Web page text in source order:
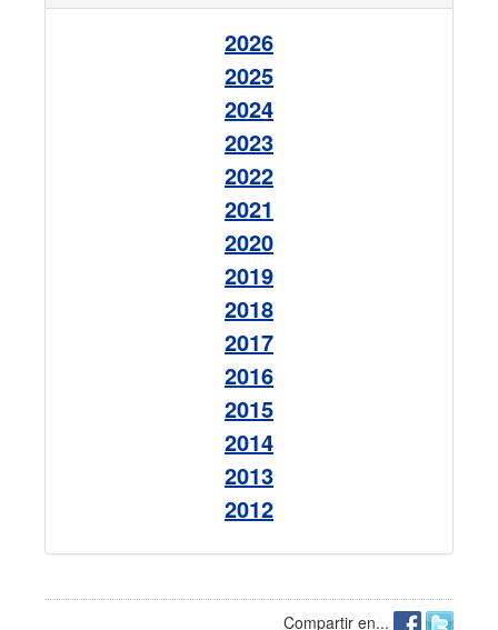
2026
2025
2024
2023
2022
2021
2020
2019
2018
2017
2016
2015
2014
2013
2012
Compartir en...